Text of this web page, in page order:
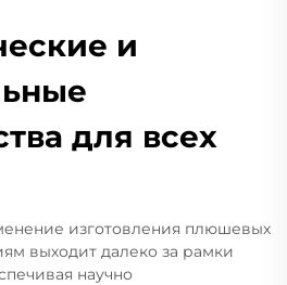
и
для всех
изготовления плюшевых
выходит далеко за рамки
научно